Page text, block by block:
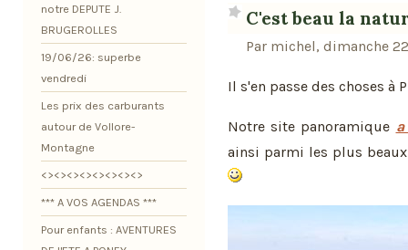
C'est beau la
Par michel, dimanche
Il s'en passe des choses à
Notre site panoramique
ainsi parmi les plus
notre DEPUTE J.
BRUGEROLLES
19/06/26: superbe
vendredi
Les prix des carburants
autour de Vollore-
Montagne
<><><><><><><><>
*** A VOS AGENDAS ***
Pour enfants : AVENTURES